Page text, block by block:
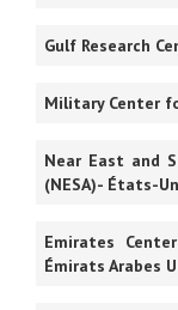
Gulf Research
Military Center
Near East and
(NESA)- États-
Emirates
Émirats Arabes